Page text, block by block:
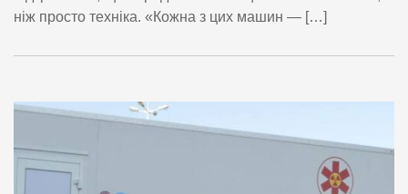
ніж просто техніка. «Кожна з цих машин — […]